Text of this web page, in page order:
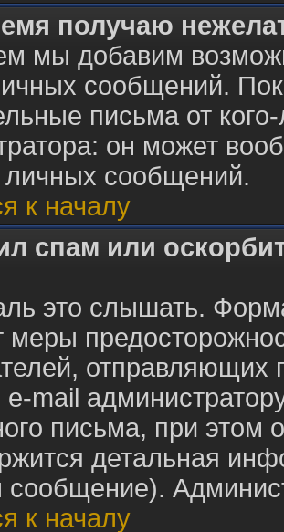
получаю
мы добавим
сообщений.
письма от
он может
личных сообщений.
к началу
спам или
это слышать.
меры
e-mail
письма, при этом
детальная
сообщение).
к началу